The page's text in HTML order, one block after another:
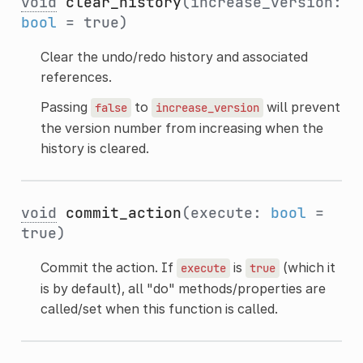
bool = true)
Clear the undo/redo history and associated
references.
Passing false to increase_version will prevent
the version number from increasing when the
history is cleared.
void commit_action(execute: bool =
true)
Commit the action. If execute is true (which it
is by default), all "do" methods/properties are
called/set when this function is called.